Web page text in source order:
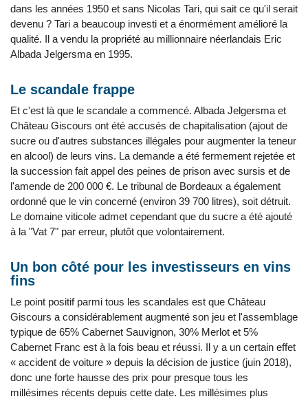
dans les années 1950 et sans Nicolas Tari, qui sait ce qu'il serait
devenu ? Tari a beaucoup investi et a énormément amélioré la
qualité. Il a vendu la propriété au millionnaire néerlandais Eric
Albada Jelgersma en 1995.
Le scandale frappe
Et c'est là que le scandale a commencé. Albada Jelgersma et
Château Giscours ont été accusés de chapitalisation (ajout de
sucre ou d'autres substances illégales pour augmenter la teneur
en alcool) de leurs vins. La demande a été fermement rejetée et
la succession fait appel des peines de prison avec sursis et de
l'amende de 200 000 €. Le tribunal de Bordeaux a également
ordonné que le vin concerné (environ 39 700 litres), soit détruit.
Le domaine viticole admet cependant que du sucre a été ajouté
à la "Vat 7" par erreur, plutôt que volontairement.
Un bon côté pour les investisseurs en vins
fins
Le point positif parmi tous les scandales est que Château
Giscours a considérablement augmenté son jeu et l'assemblage
typique de 65% Cabernet Sauvignon, 30% Merlot et 5%
Cabernet Franc est à la fois beau et réussi. Il y a un certain effet
« accident de voiture » depuis la décision de justice (juin 2018),
donc une forte hausse des prix pour presque tous les
millésimes récents depuis cette date. Les millésimes plus